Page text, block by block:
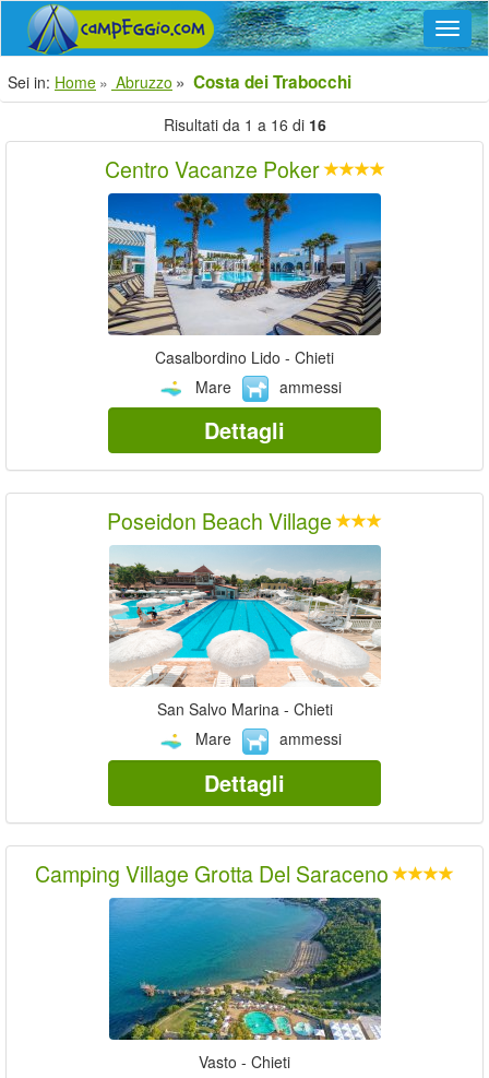
Sei in: Home Abruzzo Costa dei Trabocchi
Risultati da 1 a 16 di 16
Centro Vacanze Poker
Casalbordino Lido - Chieti
Mare
ammessi
Dettagli
Poseidon Beach Village
San Salvo Marina - Chieti
Mare
ammessi
Dettagli
Camping Village Grotta Del Saraceno
Vasto - Chieti